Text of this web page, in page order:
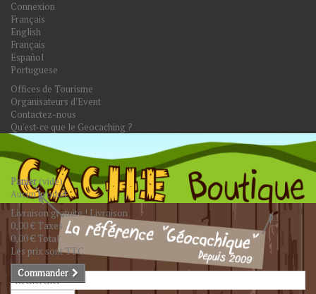
Connexion
Français
English
Français
Español
Portuguese
Offices de Tourisme
Organisateurs d'Event
Contactez-nous
Qu'est-ce que le Geocaching ?
Panier(vide)
Aucun produit
Livraison gratuite !Livraison
0,00 € Taxes
0,00 € Total
Les prix sont TTC
Commander